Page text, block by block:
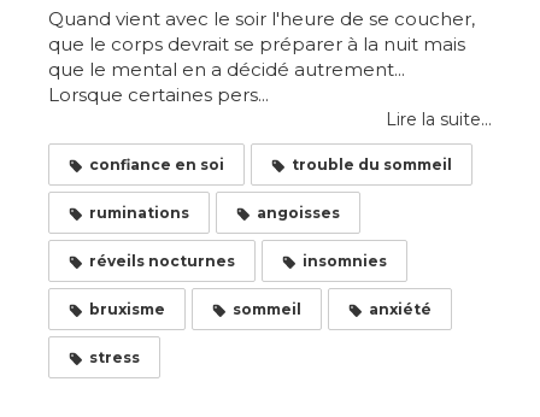
Quand vient avec le soir l'heure de se coucher,
que le corps devrait se préparer à la nuit mais
que le mental en a décidé autrement...
Lorsque certaines pers...
Lire la suite...
confiance en soi trouble du sommeil
ruminations angoisses
réveils nocturnes insomnies
bruxisme sommeil anxiété
stress